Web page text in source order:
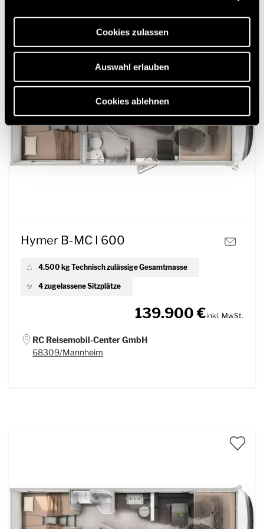
erforderlich sind.
Cookies zulassen
Auswahl erlauben
Cookies ablehnen
Hymer B-MC I 600
4.500 kg Technisch zulässige Gesamtmasse
4 zugelassene Sitzplätze
inkl. MwSt.
139.900 €
RC Reisemobil-Center GmbH
68309/Mannheim